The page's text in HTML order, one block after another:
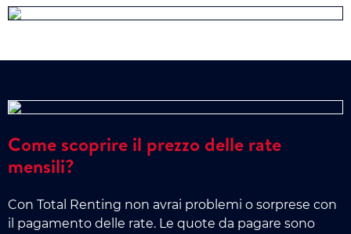
Come scoprire il prezzo delle rate
mensili?
Con Total Renting non avrai problemi o sorprese con
il pagamento delle rate. Le quote da pagare sono